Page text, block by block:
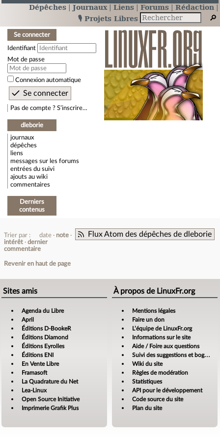
Dépêches Journaux Liens Forums
Rédaction
🎙️ Projets Libres
Se connecter
Identifiant
Mot de passe
Connexion automatique
Pas de compte ? S’inscrire…
dleborie
journaux
dépêches
liens
messages sur les forums
entrées du suivi
ajouts au wiki
commentaires
Derniers
contenus
Flux Atom des dépêches de dleborie
Trier par : date
note
intérêt
dernier
commentaire
Revenir en haut de page
Sites amis
Agenda du Libre
April
Éditions D-BookeR
Éditions Diamond
Éditions Eyrolles
Éditions ENI
En Vente Libre
Framasoft
La Quadrature du Net
Lea-Linux
Open Source Initiative
Imprimerie Grafik Plus
À propos de LinuxFr.org
Mentions légales
Faire un don
L’équipe de LinuxFr.org
Informations sur le site
Aide / Foire aux questions
Suivi des suggestions et bogues
Wiki du site
Règles de modération
Statistiques
API pour le développement
Code source du site
Plan du site